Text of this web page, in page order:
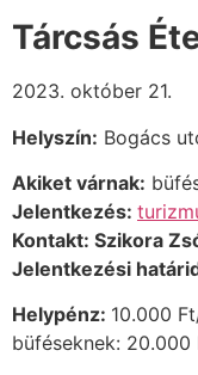
Tárcsás
2023. október 21.
Helyszín: Bogács
Akiket várnak:
Jelentkezés:
Kontakt: Szikora
Jelentkezési
Helypénz: 10.000
büféseknek: 20.000